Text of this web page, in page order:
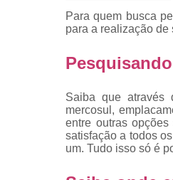
Para quem busca
para a realização de
Saiba que através
mercosul,
entre outras
satisfação a todos
um. Tudo isso só é